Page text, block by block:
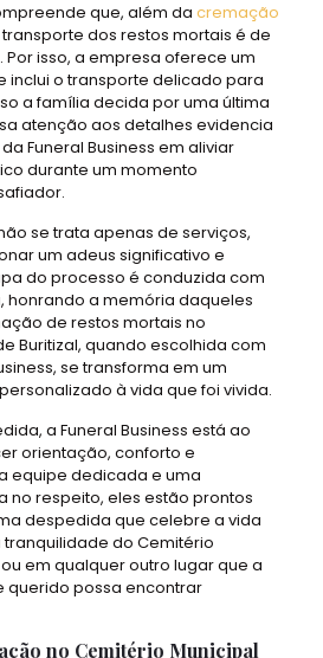
que, além da cremação
dos restos mortais é de
isso, a empresa oferece um
inclui o transporte delicado para
a família decida por uma última
atenção aos detalhes evidencia
Funeral Business em aliviar
durante um momento
se trata apenas de serviços,
um adeus significativo e
do processo é conduzida com
honrando a memória daqueles
de restos mortais no
Buritizal, quando escolhida com
se transforma em um
à vida que foi vivida.
a Funeral Business está ao
orientação, conforto e
equipe dedicada e uma
respeito, eles estão prontos
despedida que celebre a vida
do Cemitério
em qualquer outro lugar que a
querido possa encontrar
no Cemitério Municipal